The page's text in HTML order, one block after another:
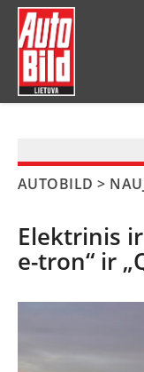
AUTOBILD >
Elektrinis
e-tron“ ir